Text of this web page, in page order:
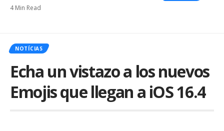
4 Min Read
NOTÍCIAS
Echa un vistazo a los nuevos
Emojis que llegan a iOS 16.4